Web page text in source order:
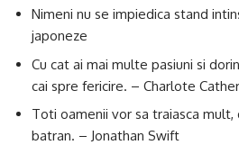
Nimeni nu se impiedica stand
japoneze
Cu cat ai mai multe pasiuni si
cai spre fericire. – Charlote
Toti oamenii vor sa traiasca mult,
batran. – Jonathan Swift